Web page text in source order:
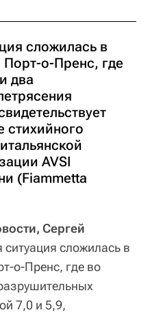
сложилась в
Порт-о-Пренс, где
два
стихийного
AVSI
(Fiammetta
Сергей
сложилась в
о-Пренс, где во
7,0 и 5,9,